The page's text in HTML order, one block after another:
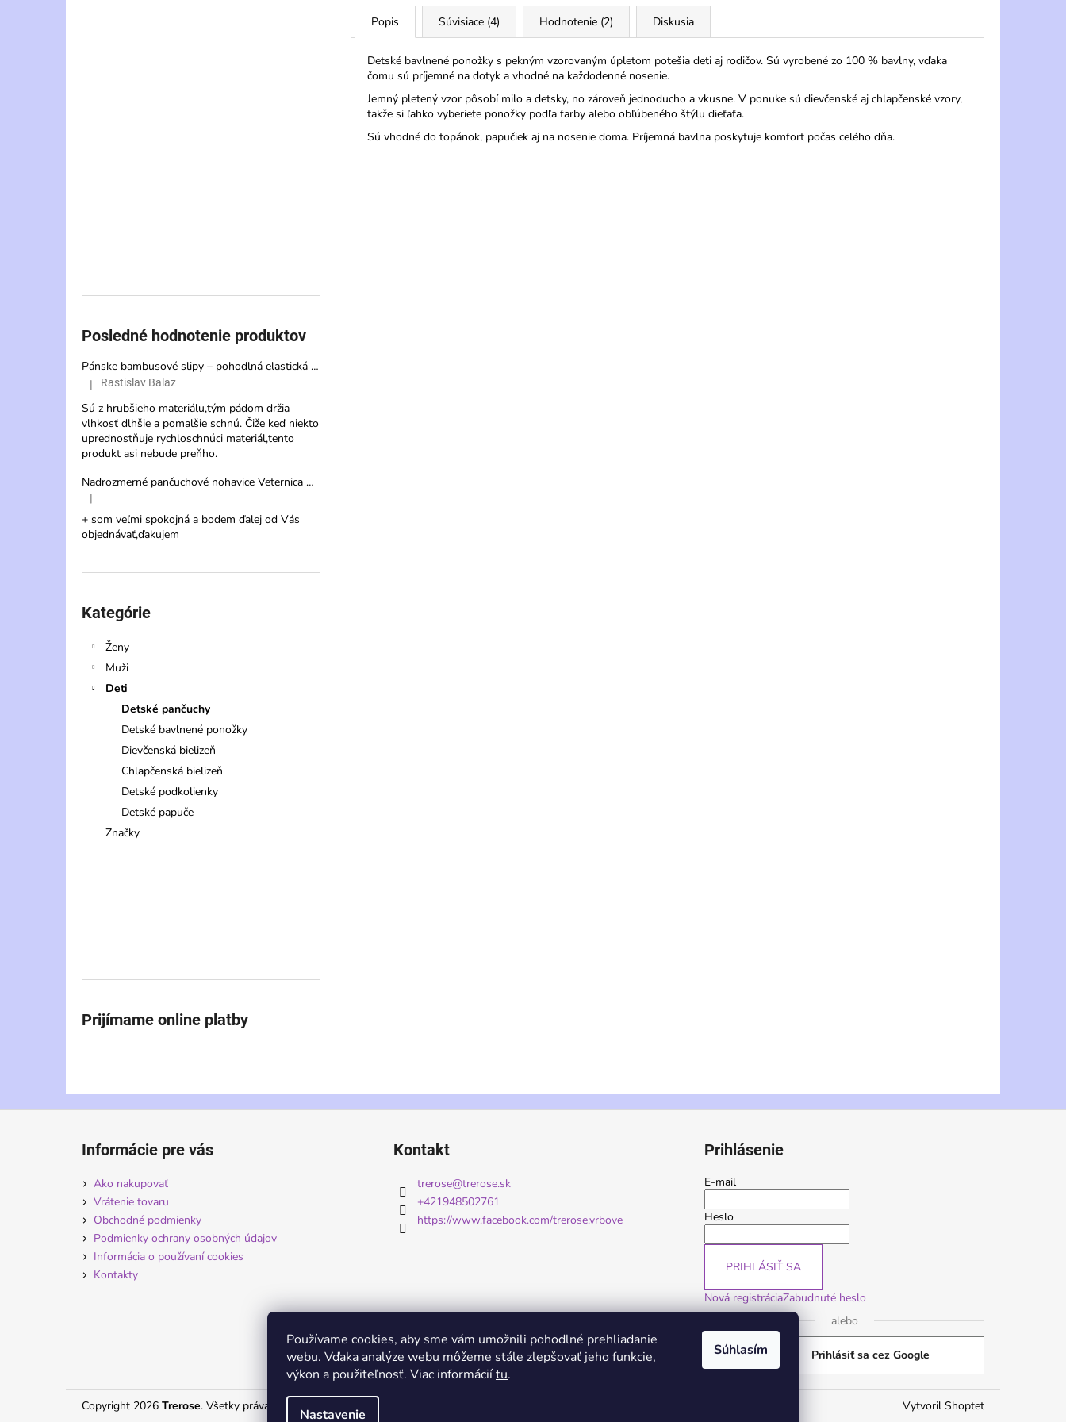
Používame cookies, aby sme vám umožnili pohodlné prehliadanie
webu. Vďaka analýze webu môžeme stále zlepšovať jeho funkcie,
výkon a použiteľnosť. Viac informáciítu.
Nastavenie
Súhlasím
Posledné hodnotenie produktov
Pánske bambusové slipy – pohodlná elastická spodná bielizeň s vysokou savosťou
Hodnotenie produktu je 3 z 5 hviezdičiek.
| Rastislav Balaz
Sú z hrubšieho materiálu,tým pádom držia
vlhkosť dlhšie a pomalšie schnú. Čiže keď niekto
uprednostňuje rychloschnúci materiál,tento
produkt asi nebude preňho.
Nadrozmerné pančuchové nohavice Veternica 20 DEN s veľkým klinom
Hodnotenie produktu je 5 z 5 hviezdičiek.
|
+ som veľmi spokojná a bodem ďalej od Vás
objednávať,ďakujem
kategórie
Kategórie
Ženy
Muži
Deti
Detské pančuchy
Detské bavlnené ponožky
Dievčenská bielizeň
Chlapčenská bielizeň
Detské podkolienky
Detské papuče
Značky
Prijímame online platby
Popis Súvisiace (4) Hodnotenie (2) Diskusia
Detské bavlnené ponožky s pekným vzorovaným úpletom potešia deti aj rodičov. Sú vyrobené zo 100 % bavlny, vďaka
čomu sú príjemné na dotyk a vhodné na každodenné nosenie.
Jemný pletený vzor pôsobí milo a detsky, no zároveň jednoducho a vkusne. V ponuke sú dievčenské aj chlapčenské vzory,
takže si ľahko vyberiete ponožky podľa farby alebo obľúbeného štýlu dieťaťa.
Sú vhodné do topánok, papučiek aj na nosenie doma. Príjemná bavlna poskytuje komfort počas celého dňa.
Informácie pre vás
Ako nakupovať
Vrátenie tovaru
Obchodné podmienky
Podmienky ochrany osobných údajov
Informácia o používaní cookies
Kontakty
Kontakt
trerose@trerose.sk
+421948502761
https://www.facebook.com/trerose.vrbove
Prihlásenie
E-mail
Heslo
PRIHLÁSIŤ SA
Nová registráciaZabudnuté heslo
alebo
Prihlásiť sa cez Google
Vytvoril Shoptet
Copyright 2026 Trerose. Všetky práva vyhradené.